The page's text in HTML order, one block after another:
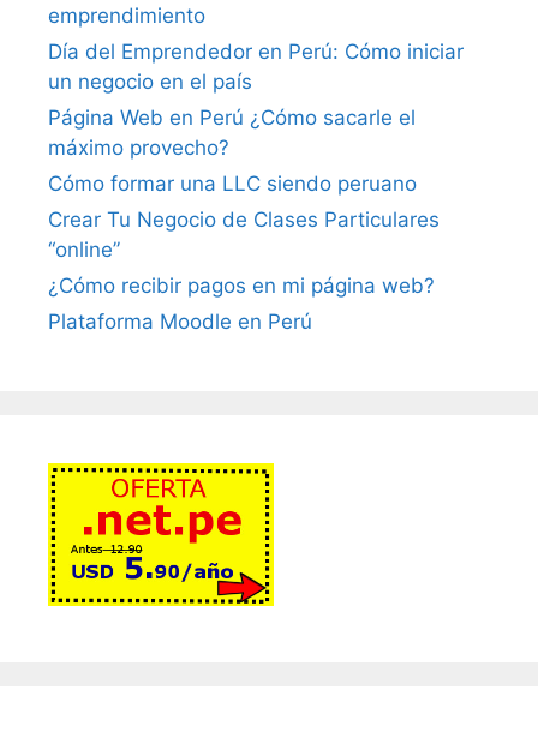
emprendimiento
Día del Emprendedor en Perú: Cómo iniciar
un negocio en el país
Página Web en Perú ¿Cómo sacarle el
máximo provecho?
Cómo formar una LLC siendo peruano
Crear Tu Negocio de Clases Particulares
“online”
¿Cómo recibir pagos en mi página web?
Plataforma Moodle en Perú